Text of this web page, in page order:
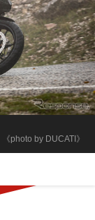
《photo by DUCATI》